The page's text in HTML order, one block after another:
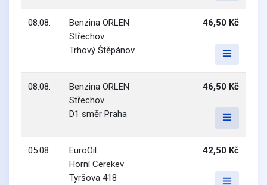
08.08.
Benzina ORLEN
Střechov
Trhový Štěpánov
46,50 Kč
08.08.
Benzina ORLEN
Střechov
D1 směr Praha
46,50 Kč
05.08.
EuroOil
Horní Cerekev
Tyršova 418
42,50 Kč